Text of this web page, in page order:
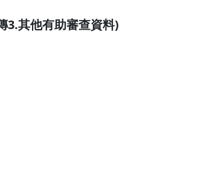
3.其他有助審查資料)